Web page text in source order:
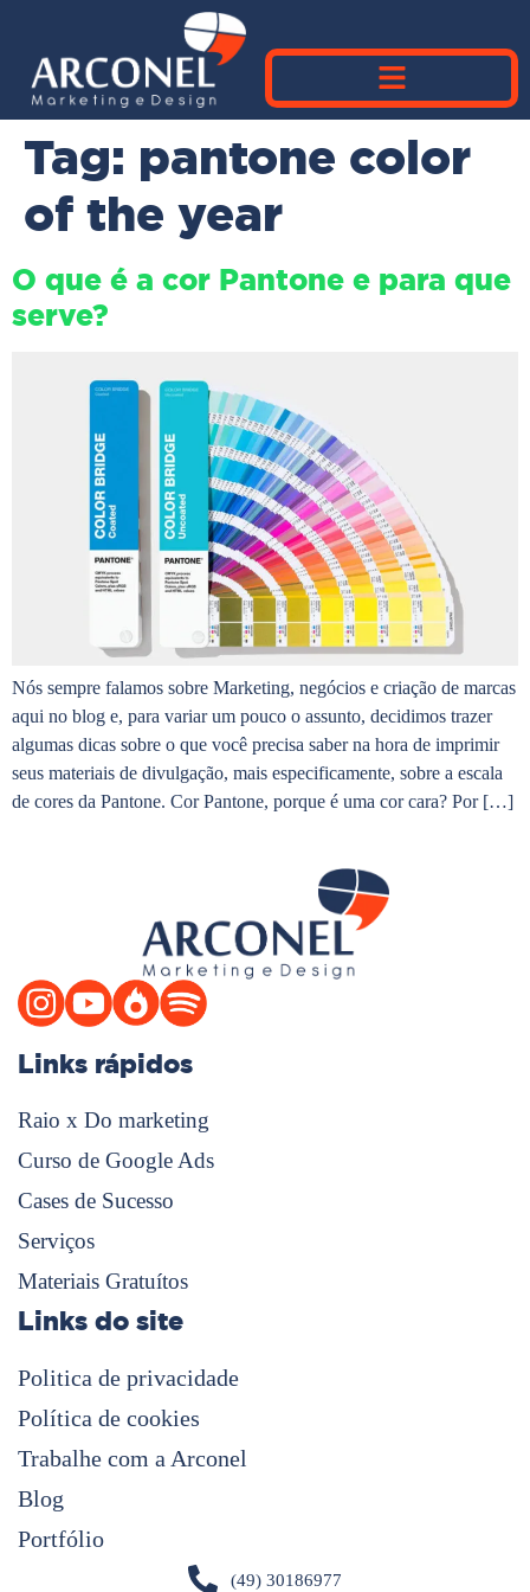
Tag: pantone color
of the year
O que é a cor Pantone e para que
serve?
Nós sempre falamos sobre Marketing, negócios e criação de marcas
aqui no blog e, para variar um pouco o assunto, decidimos trazer
algumas dicas sobre o que você precisa saber na hora de imprimir
seus materiais de divulgação, mais especificamente, sobre a escala
de cores da Pantone. Cor Pantone, porque é uma cor cara? Por […]
Links rápidos
Raio x Do marketing
Curso de Google Ads
Cases de Sucesso
Serviços
Materiais Gratuítos
Links do site
Politica de privacidade
Política de cookies
Trabalhe com a Arconel
Blog
Portfólio
(49) 30186977